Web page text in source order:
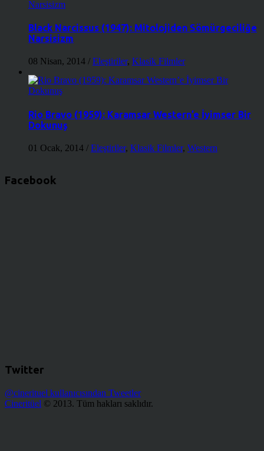
Black Narcissus (1947): Mitolojiden Sömürgeciliğe
Narsisizm
08 Nisan, 2014 / Eleştiriler, Klasik Filmler
Rio Bravo (1959): Karamsar Western’e İyimser Bir
Dokunuş
01 Ocak, 2014 / Eleştiriler, Klasik Filmler, Western
Facebook
Twitter
@cinerituel kullanıcısından Tweetler
Cineritüel © 2013. Tüm hakları saklıdır.